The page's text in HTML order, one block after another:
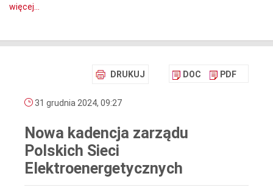
więcej...
DRUKUJ DOC PDF
31 grudnia 2024, 09:27
Nowa kadencja zarządu
Polskich Sieci
Elektroenergetycznych